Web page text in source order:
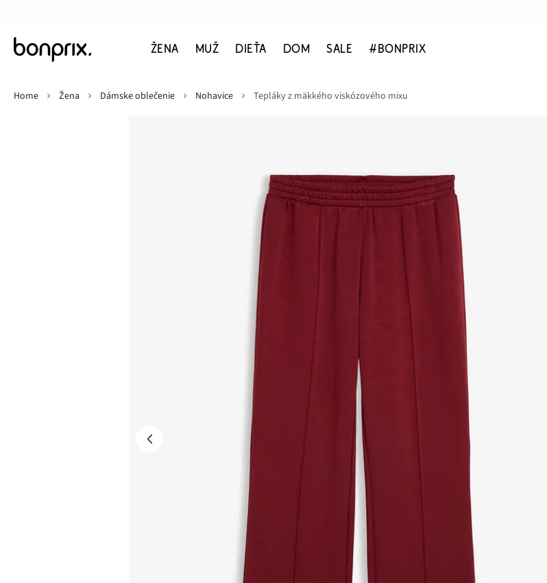
ŽENA MUŽ DIEŤA DOM SALE #BONPRIX
Home
Žena Dámske oblečenie Nohavice Tepláky z mäkkého viskózového mixu